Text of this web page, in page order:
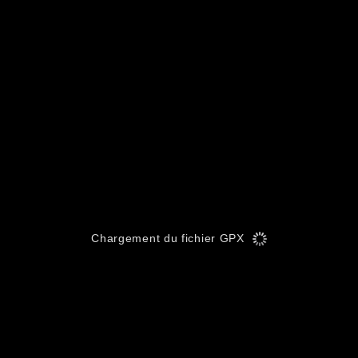
Chargement du fichier GPX